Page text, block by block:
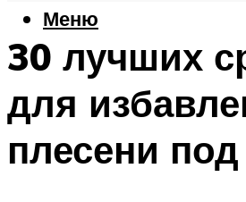
Меню
30 лучших
для
плесени